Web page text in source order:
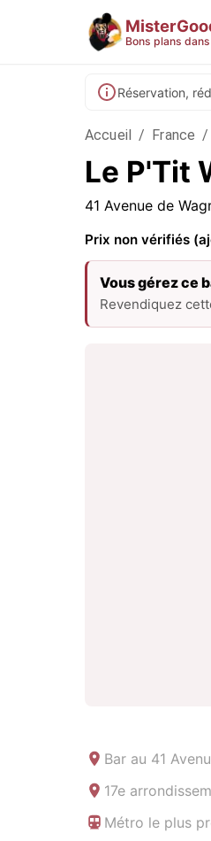
Bons plans
Réservation,
Accueil / France /
Le P'Tit
41 Avenue de
Prix non vérifiés
Vous gérez ce
Revendiquez
Bar au 41
17e
Métro le plus